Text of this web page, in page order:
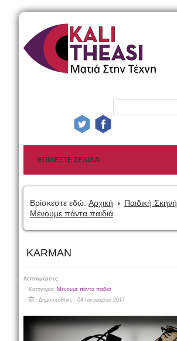
Βρίσκεστε εδώ: Αρχική
Παιδική Σκηνή
Μένουμε πάντα παιδιά
KARMAN
Λεπτομέρειες
Κατηγορία: Μένουμε πάντα παιδιά
Δημοσιεύθηκε : 04 Ιανουαρίου 2017